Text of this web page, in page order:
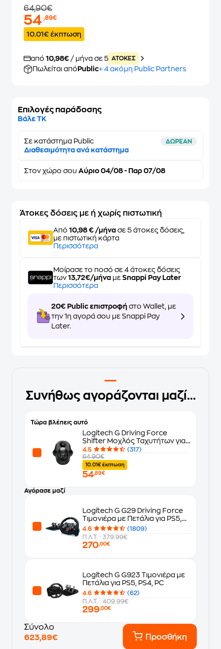
64,90€
54,89€
10.01€ έκπτωση
από 10,98€ / μήνα σε 5 ATOKEΣ
Πωλείται από Public+ 4 ακόμη Public Partners
Επιλογές παράδοσης
Βάλε ΤΚ
Σε κατάστημα Public ΔΩΡΕΑΝ
Διαθεσιμότητα ανά κατάστημα
Στον χώρο σου Αύριο 04/08 - Παρ 07/08
Άτοκες δόσεις με ή χωρίς πιστωτική
Από 10,98 € /μήνα σε 5 άτοκες δόσεις,
με πιστωτική κάρτα
Περισσότερα
Μοίρασε το ποσό σε 4 άτοκες δόσεις
των 13,72€/μήνα με Snappi Pay Later
Περισσότερα
20€ Public επιστροφή στο Wallet, με
την 1η αγορά σου με Snappi Pay
Later.
Συνήθως αγοράζονται μαζί...
Τώρα βλέπεις αυτό
Logitech G Driving Force
Shifter Μοχλός Ταχυτήτων για
G29/G920
4.5
(317)
64.90€
10.01€ έκπτωση
54,89€
Αγόρασε μαζί
Logitech G G29 Driving Force
Τιμονιέρα με Πετάλια για PS5,
PS4, PC
4.6
(1809)
Π.Λ.Τ. : 379.99€
270,00€
Logitech G G923 Τιμονιέρα με
Πετάλια για PS5, PS4, PC
4.6
(62)
Π.Λ.Τ. : 409.99€
299,00€
Σύνολο
623,89€
Προσθήκη